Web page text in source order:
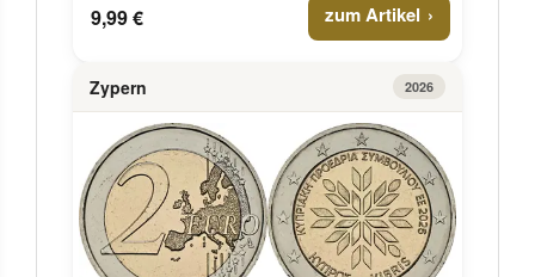
9,99 € zum Artikel
Zypern 2026